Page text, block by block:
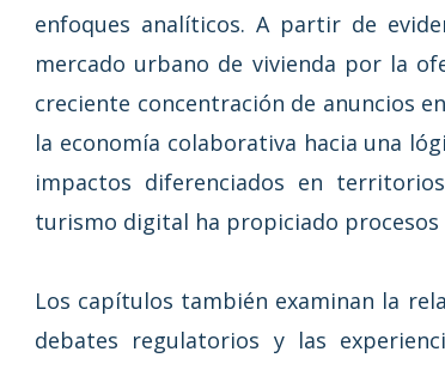
enfoques analíticos. A partir de
mercado urbano de vivienda por la
creciente concentración de anuncios
la economía colaborativa hacia una
impactos diferenciados en
turismo digital ha propiciado
Los capítulos también examinan la
debates regulatorios y las